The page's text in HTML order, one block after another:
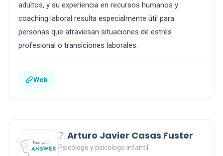
adultos, y su experiencia en recursos humanos y
coaching laboral resulta especialmente útil para
personas que atraviesan situaciones de estrés
profesional o transiciones laborales.
Web
7.Arturo Javier Casas Fuster
Psicólogo y psicólogo infantil